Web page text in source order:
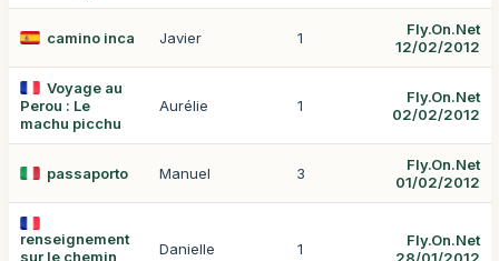
camino inca Javier 1
Fly.On.Net
12/02/2012
Voyage au
Perou : Le
machu picchu
Aurélie 1
Fly.On.Net
02/02/2012
passaporto Manuel 3
Fly.On.Net
01/02/2012
renseignement
sur le chemin
Danielle 1
Fly.On.Net